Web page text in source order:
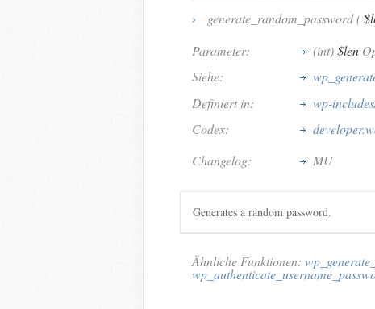
› generate_random_password (
Parameter:
(int)$len
Siehe:
Definiert in:
wp-
Codex:
Changelog:
MU
Generates a random password.
Ähnliche Funktionen: